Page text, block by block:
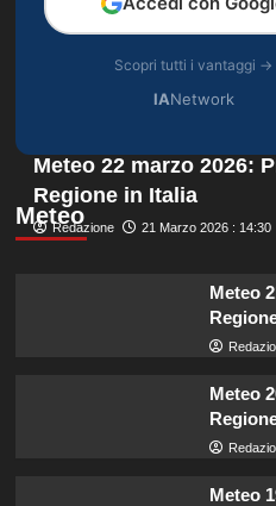
Scopri tutti i vantaggi →
IANetwork
Meteo
Meteo 22 marzo 2026:
Regione in Italia
Redazione 21 Marzo 2026 : 14:30
Meteo
Meteo
Meteo